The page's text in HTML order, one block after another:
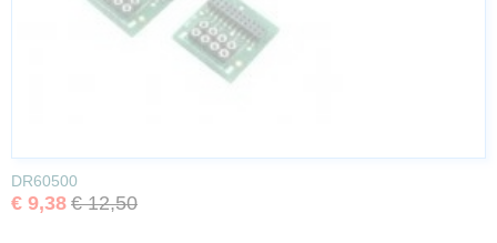
DR60500
€ 9,38 € 12,50